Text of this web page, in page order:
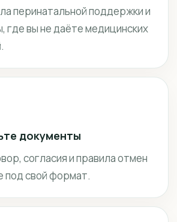
перинатальной поддержки и
где вы не даёте медицинских
документы
согласия и правила отмен
под свой формат.